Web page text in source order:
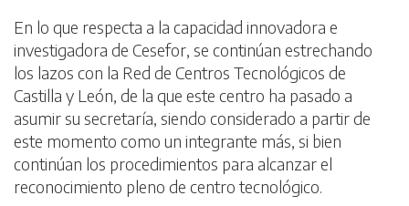
En lo que respecta a la capacidad innovadora e
investigadora de Cesefor, se continúan estrechando
los lazos con la Red de Centros Tecnológicos de
Castilla y León, de la que este centro ha pasado a
asumir su secretaría, siendo considerado a partir de
este momento como un integrante más, si bien
continúan los procedimientos para alcanzar el
reconocimiento pleno de centro tecnológico.